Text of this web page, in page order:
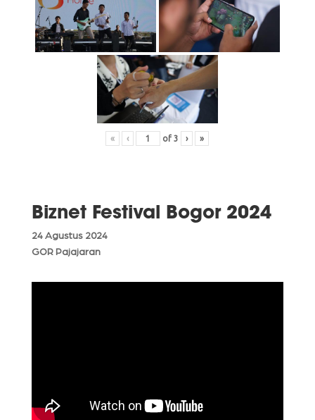
« ‹ of3 › »
Biznet Festival Bogor 2024
24 Agustus 2024
GOR Pajajaran